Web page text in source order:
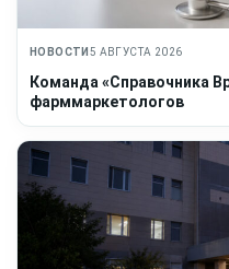
НОВОСТИ 5 АВГУСТА 2026
Команда «Справочника
фарммаркетологов